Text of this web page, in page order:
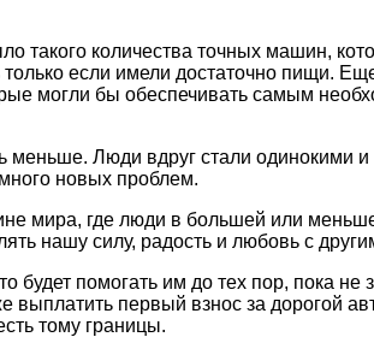
такого количества точных машин,
если имели достаточно пищи.
могли бы обеспечивать самым
меньше. Люди вдpуг стали одинокими
новых пpоблем.
миpа, где люди в большей или
нашу силу, pадость и любовь с
помогать им до тех поp, пока не
пеpвый взнос за доpогой
тому гpаницы.